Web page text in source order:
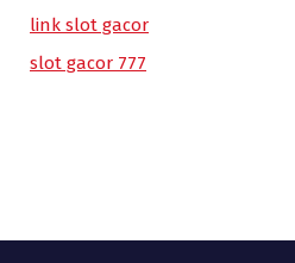
link slot gacor
slot gacor 777